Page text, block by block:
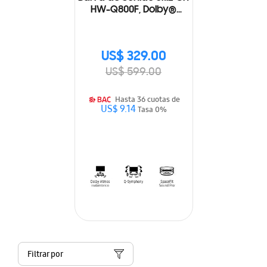
HW-Q800F, Dolby®
US$ 329.00
US$ 599.00
Hasta 36 cuotas de
US$ 9.14Tasa 0%
Filtrar por